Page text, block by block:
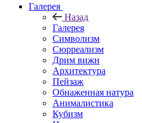
Галерея
Назад
Галерея
Символизм
Сюрреализм
Дрим вижн
Архитектура
Пейзаж
Обнаженная натура
Анималистика
Кубизм